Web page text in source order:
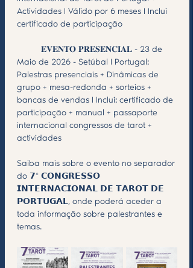
Actividades I Válido por 6 meses I Inclui
certificado de participação
Maio de 2026 - Setúbal I Portugal:
Palestras presenciais + Dinâmicas de
grupo + mesa-redonda + sorteios +
bancas de vendas I Inclui: certificado de
participação + manual + passaporte
internacional congressos de tarot +
actividades
Saiba mais sobre o evento no separador
do 𝟳º 𝗖𝗢𝗡𝗚𝗥𝗘𝗦𝗦𝗢
𝗜𝗡𝗧𝗘𝗥𝗡𝗔𝗖𝗜𝗢𝗡𝗔𝗟 𝗗𝗘 𝗧𝗔𝗥𝗢𝗧 𝗗𝗘
𝗣𝗢𝗥𝗧𝗨𝗚𝗔𝗟, onde poderá aceder a
toda informação sobre palestrantes e
temas.